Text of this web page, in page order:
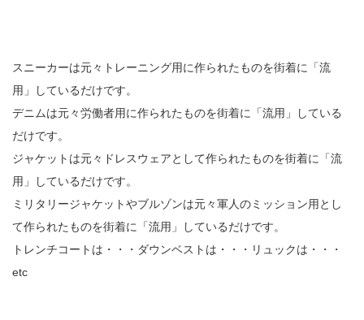
スニーカーは元々トレーニング用に作られたものを街着に「流
用」しているだけです。
デニムは元々労働者用に作られたものを街着に「流用」している
だけです。
ジャケットは元々ドレスウェアとして作られたものを街着に「流
用」しているだけです。
ミリタリージャケットやブルゾンは元々軍人のミッション用とし
て作られたものを街着に「流用」しているだけです。
トレンチコートは・・・ダウンベストは・・・リュックは・・・
etc